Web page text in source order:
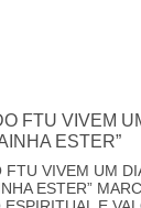
FTU VIVEM
ESTER”
FTU VIVEM UM
ESTER”